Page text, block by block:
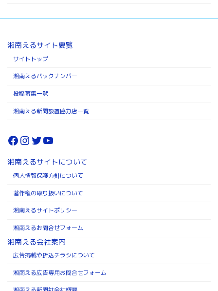
湘南えるサイト要覧
サイトトップ
湘南えるバックナンバー
投稿募集一覧
湘南える新聞設置協力店一覧
Facebook
Instagram
Twitter
YouTube
湘南えるサイトについて
個人情報保護方針について
著作権の取り扱いについて
湘南えるサイトポリシー
湘南えるお問合せフォーム
湘南える会社案内
広告掲載や折込チラシについて
湘南える広告専用お問合せフォーム